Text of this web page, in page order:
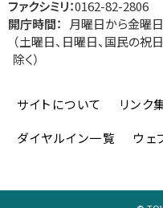
サイトについて リンク
ダイヤルイン一覧
ウェ
ファクシミリ：0162-82-2806
開庁時間：
月曜日から金曜
（土曜日、日曜日、国民の祝
除く）